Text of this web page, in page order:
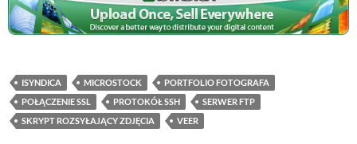
ISYNDICA MICROSTOCK
PORTFOLIO FOTOGRAFA
POŁĄCZENIE SSL
PROTOKÓŁ SSH
SERWER FTP
SKRYPT ROZSYŁAJĄCY ZDJĘCIA
VEER